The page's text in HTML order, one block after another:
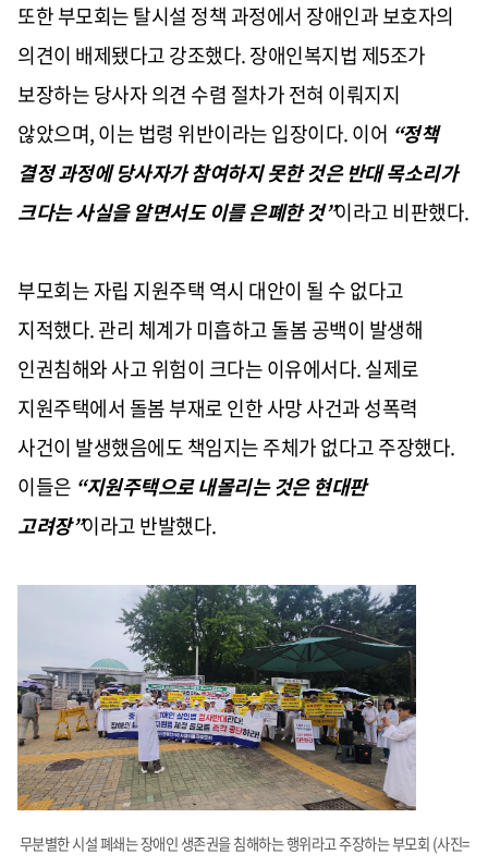
또한 부모회는 탈시설 정책 과정에서 장애인과 보호자의
의견이 배제됐다고 강조했다. 장애인복지법 제5조가
보장하는 당사자 의견 수렴 절차가 전혀 이뤄지지
않았으며, 이는 법령 위반이라는 입장이다. 이어 “정책
결정 과정에 당사자가 참여하지 못한 것은 반대 목소리가
크다는 사실을 알면서도 이를 은폐한 것”이라고 비판했다.
부모회는 자립 지원주택 역시 대안이 될 수 없다고
지적했다. 관리 체계가 미흡하고 돌봄 공백이 발생해
인권침해와 사고 위험이 크다는 이유에서다. 실제로
지원주택에서 돌봄 부재로 인한 사망 사건과 성폭력
사건이 발생했음에도 책임지는 주체가 없다고 주장했다.
이들은 “지원주택으로 내몰리는 것은 현대판
고려장”이라고 반발했다.
무분별한 시설 폐쇄는 장애인 생존권을 침해하는 행위라고 주장하는 부모회 (사진=